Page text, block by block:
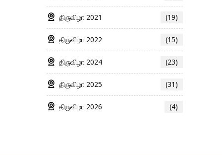
திருவிழா 2021 (19)
திருவிழா 2022 (15)
திருவிழா 2024 (23)
திருவிழா 2025 (31)
திருவிழா 2026 (4)